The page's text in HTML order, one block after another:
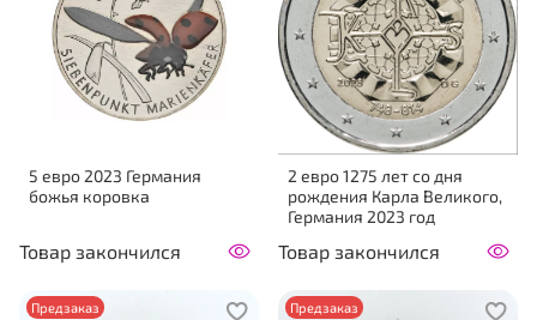
5 евро 2023 Германия
божья коровка
Товар закончился
2 евро 1275 лет со дня
рождения Карла Великого,
Германия 2023 год
Товар закончился
Предзаказ Предзаказ